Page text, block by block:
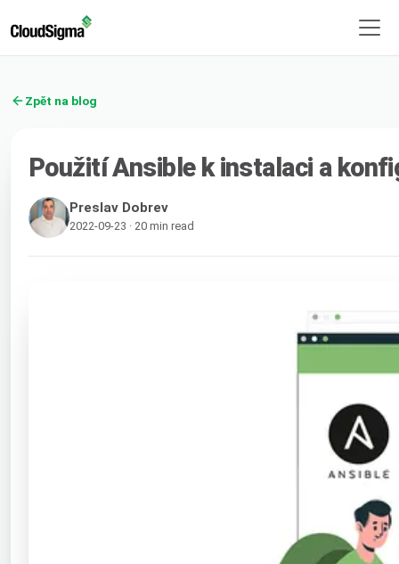
Zpět na blog
Použití Ansible k instalaci a
Preslav Dobrev
2022-09-23 · 20 min read